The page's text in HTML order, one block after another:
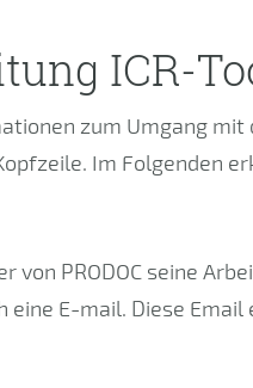
ICR-
zum Umgang
Im Folgenden
von PRODOC seine
eine E-mail. Diese